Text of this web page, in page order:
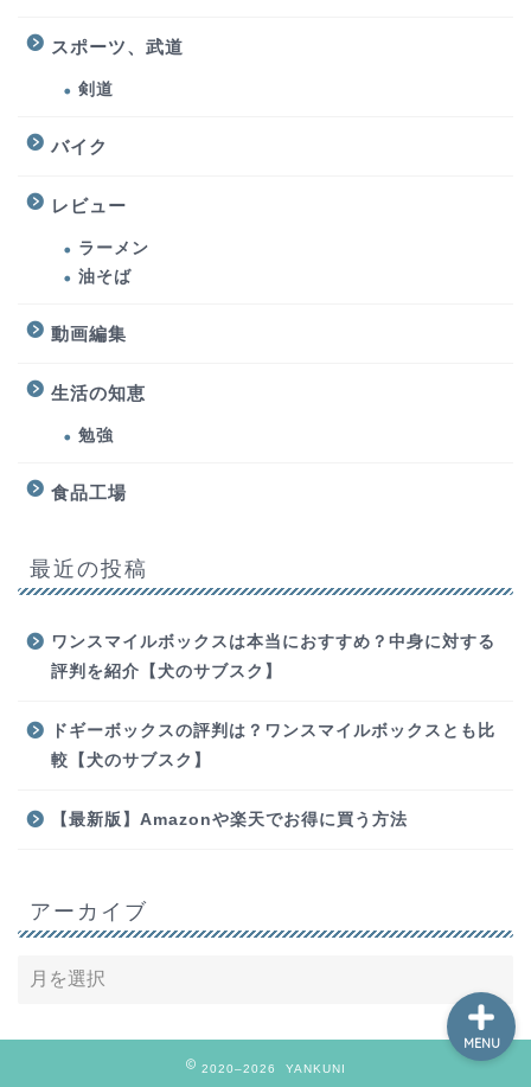
スポーツ、武道
剣道
バイク
レビュー
ラーメン
油そば
動画編集
生活の知恵
勉強
食品工場
最近の投稿
ワンスマイルボックスは本当におすすめ？中身に対する
評判を紹介【犬のサブスク】
ドギーボックスの評判は？ワンスマイルボックスとも比
較【犬のサブスク】
【最新版】Amazonや楽天でお得に買う方法
アーカイブ
2020–2026 YANKUNI
MENU